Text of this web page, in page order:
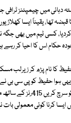
دہائی میں چیمپئنز ٹرافی
شرٹس کا قبضہ تھا، یقیناً ایسا
کسی ٹیم میں بھی جگہ
حکام اس کا احیا کر رہے
شارٹ لسٹ دیکھی تو3 کیٹیگریز میں محمد حفیظ کا نام پڑھ کر
یہی ہوا حفیظ کو پی سی بی
اعزاز کا مستحق نہیں سمجھا،آپ ابھی گوگل کر کے رواں سال ٹی ٹوئنٹی میں سب سے زیادہ رنز
بیٹسمینوں کو انھوں نے پیچھے چھوڑ دیا، 40 سال کی عمرمیں ایسا کرنا کوئی